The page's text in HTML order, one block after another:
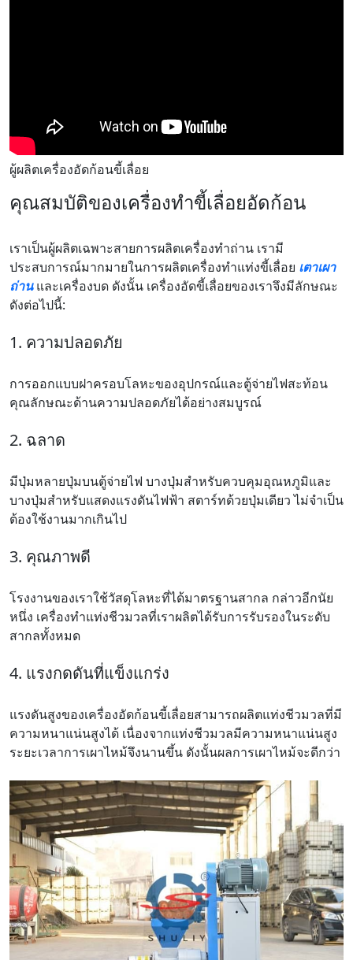
ผู้ผลิตเครื่องอัดก้อนขี้เลื่อย
คุณสมบัติของเครื่องทำขี้เลื่อยอัดก้อน
เราเป็นผู้ผลิตเฉพาะสายการผลิตเครื่องทำถ่าน เรามี
ประสบการณ์มากมายในการผลิตเครื่องทำแท่งขี้เลื่อย เตาเผา
ถ่านและเครื่องบด ดังนั้น เครื่องอัดขี้เลื่อยของเราจึงมีลักษณะ
ดังต่อไปนี้:
1. ความปลอดภัย
การออกแบบฝาครอบโลหะของอุปกรณ์และตู้จ่ายไฟสะท้อน
คุณลักษณะด้านความปลอดภัยได้อย่างสมบูรณ์
2. ฉลาด
มีปุ่มหลายปุ่มบนตู้จ่ายไฟ บางปุ่มสำหรับควบคุมอุณหภูมิและ
บางปุ่มสำหรับแสดงแรงดันไฟฟ้า สตาร์ทด้วยปุ่มเดียว ไม่จำเป็น
ต้องใช้งานมากเกินไป
3. คุณภาพดี
โรงงานของเราใช้วัสดุโลหะที่ได้มาตรฐานสากล กล่าวอีกนัย
หนึ่ง เครื่องทำแท่งชีวมวลที่เราผลิตได้รับการรับรองในระดับ
สากลทั้งหมด
4. แรงกดดันที่แข็งแกร่ง
แรงดันสูงของเครื่องอัดก้อนขี้เลื่อยสามารถผลิตแท่งชีวมวลที่มี
ความหนาแน่นสูงได้ เนื่องจากแท่งชีวมวลมีความหนาแน่นสูง
ระยะเวลาการเผาไหม้จึงนานขึ้น ดังนั้นผลการเผาไหม้จะดีกว่า